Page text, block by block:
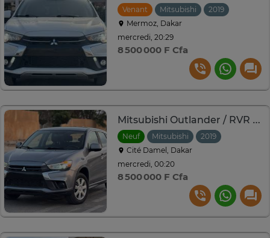
Venant Mitsubishi 2019
Mermoz, Dakar
mercredi, 20:29
8 500 000 F Cfa
Mitsubishi Outlander / RVR 2019 essence 2.0L
Neuf Mitsubishi 2019
Cité Damel, Dakar
mercredi, 00:20
8 500 000 F Cfa